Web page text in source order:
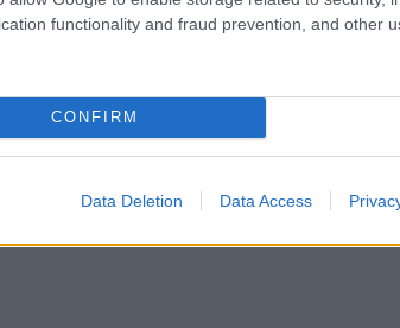
functionality and fraud prevention, and other
CONFIRM
Data Deletion Data Access